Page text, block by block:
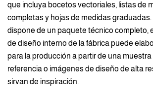
que incluya bocetos vectoriales, listas de
completas y hojas de medidas graduadas.
dispone de un paquete técnico completo,
de diseño interno de la fábrica puede
para la producción a partir de una muestra
referencia o imágenes de diseño de alta
sirvan de inspiración.